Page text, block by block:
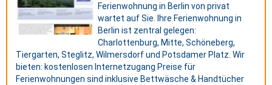
Ferienwohnung in Berlin von privat
wartet auf Sie. Ihre Ferienwohnung in
Berlin ist zentral gelegen:
Charlottenburg, Mitte, Schöneberg,
Tiergarten, Steglitz, Wilmersdorf und Potsdamer Platz. Wir
bieten: kostenlosen Internetzugang Preise für
Ferienwohnungen sind inklusive Bettwäsche & Handtücher